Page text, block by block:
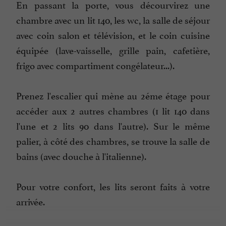
En passant la porte, vous décourvirez une
chambre avec un lit 140, les wc, la salle de séjour
avec coin salon et télévision, et le coin cuisine
équipée (lave-vaisselle, grille pain, cafetière,
frigo avec compartiment congélateur...).
Prenez l'escalier qui mène au 2éme étage pour
accéder aux 2 autres chambres (1 lit 140 dans
l'une et 2 lits 90 dans l'autre). Sur le même
palier, à côté des chambres, se trouve la salle de
bains (avec douche à l'italienne).
Pour votre confort, les lits seront faits à votre
arrivée.